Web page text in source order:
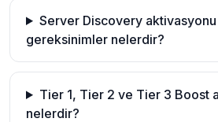
Server Discovery
gereksinimler nelerdir?
Tier 1, Tier 2 ve Tier 3 Boost
nelerdir?